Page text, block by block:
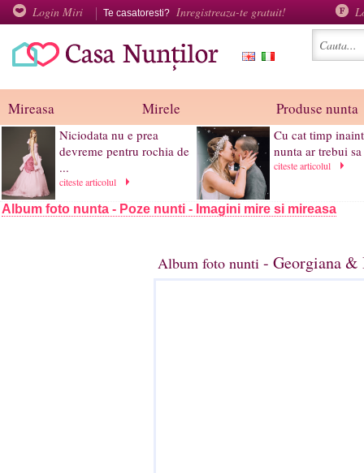
Login Miri Te casatoresti? Inregistreaza-te gratuit!
Mireasa Mirele Produse nunta
Niciodata nu e prea
devreme pentru rochia de
...
citeste articolul
Cu cat timp
nunta ar trebui
citeste articolul
Album foto nunta - Poze nunti - Imagini mire si mireasa
Album foto nunti - Georgiana &